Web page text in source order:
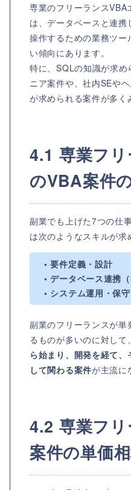
専業のフリーランス
は、データベースと連
操作するための業務ツー
い傾向にあります。
特に、SQLの知識が求
ニア案件や、社内SEや
が求められる案件が多く
4.1 専業フ
のVBA案件
副業でも上げた7つの仕
は次のようなスキルが求
• 要件定義・設計
• データベース連携（
• システム運用・保守
副業のフリーランスが単
るものが多いのに対して
ら始まり、開発を経て
して関わる案件が主流に
4.2 専業フ
案件の単価